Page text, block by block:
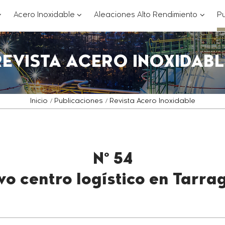
Acero Inoxidable???
Aleaciones Alto Rendimiento ???
ACERO
Inicio Publicaciones Revista Acero Inoxidable
Nº 54
centro logístico en